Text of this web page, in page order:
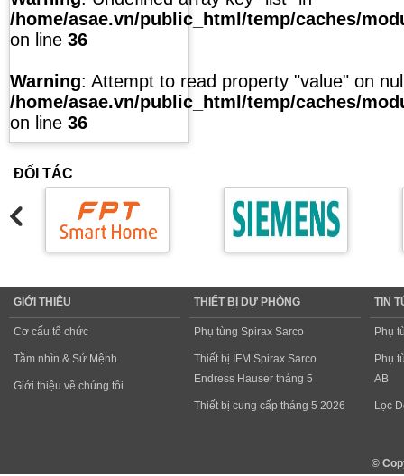
/home/asae.vn/public_html/temp/caches/
on line 36
Warning: Attempt to read property "value" on
/home/asae.vn/public_html/temp/caches/
on line 36
ĐỐI TÁC
GIỚI THIỆU
Cơ cấu tổ chức
Tầm nhìn & Sứ Mệnh
Giới thiệu về chúng tôi
THIẾT BỊ DỰ PHÒNG
Phụ tùng Spirax Sarco
Thiết bị IFM Spirax Sarco
Endress Hauser tháng 5
Thiết bị cung cấp tháng 5 2026
TIN
Phụ
Phụ
AB
Lọc
©